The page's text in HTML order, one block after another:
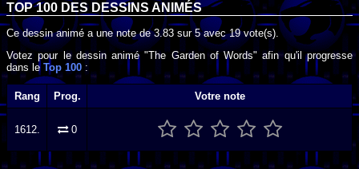
TOP 100 DESDESSINS ANIMÉS
Ce dessin animé a une note de3.83 sur5avec19vote(s).
Votez pour le dessin animé "The Garden of Words" afin qu'il progresse
dans le Top 100 :
Rang Prog. Votre note
1612. 0